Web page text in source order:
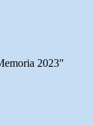
2023"